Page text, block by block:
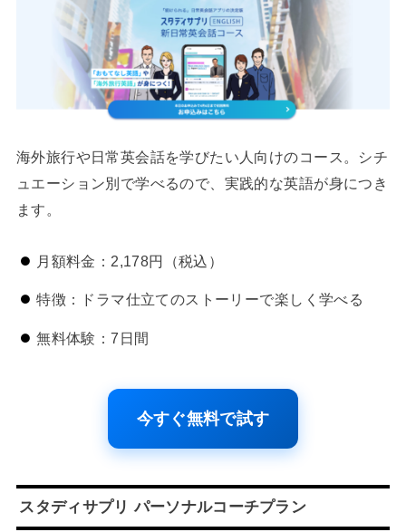
海外旅行や日常英会話を学びたい人向けのコース。シチ
ュエーション別で学べるので、実践的な英語が身につき
ます。
月額料金：2,178円（税込）
特徴：ドラマ仕立てのストーリーで楽しく学べる
無料体験：7日間
今すぐ無料で試す
スタディサプリ パーソナルコーチプラン